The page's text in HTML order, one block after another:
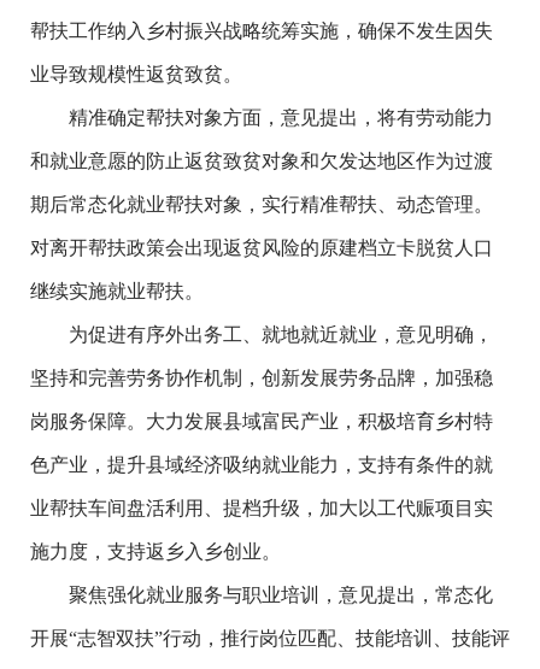
帮扶工作纳入乡村振兴战略统筹实施，确保不发生因失
业导致规模性返贫致贫。
精准确定帮扶对象方面，意见提出，将有劳动能力
和就业意愿的防止返贫致贫对象和欠发达地区作为过渡
期后常态化就业帮扶对象，实行精准帮扶、动态管理。
对离开帮扶政策会出现返贫风险的原建档立卡脱贫人口
继续实施就业帮扶。
为促进有序外出务工、就地就近就业，意见明确，
坚持和完善劳务协作机制，创新发展劳务品牌，加强稳
岗服务保障。大力发展县域富民产业，积极培育乡村特
色产业，提升县域经济吸纳就业能力，支持有条件的就
业帮扶车间盘活利用、提档升级，加大以工代赈项目实
施力度，支持返乡入乡创业。
聚焦强化就业服务与职业培训，意见提出，常态化
开展“志智双扶”行动，推行岗位匹配、技能培训、技能评